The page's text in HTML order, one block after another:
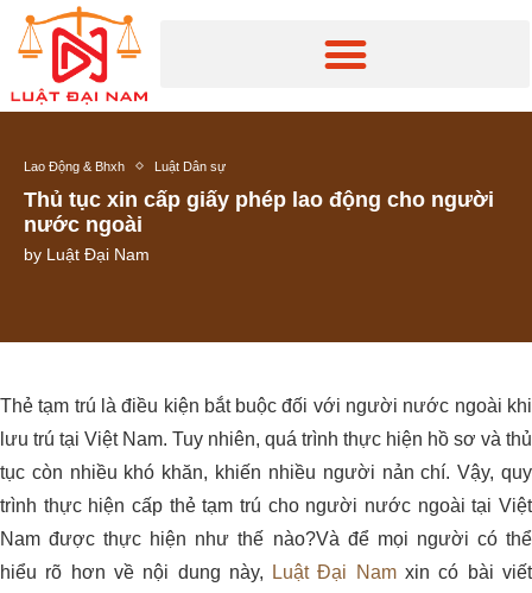
Lao Động & Bhxh Luật Dân sự
Thủ tục xin cấp giấy phép lao động cho người
nước ngoài
by Luật Đại Nam
Thẻ tạm trú là điều kiện bắt buộc đối với người nước ngoài khi
lưu trú tại Việt Nam. Tuy nhiên, quá trình thực hiện hồ sơ và thủ
tục còn nhiều khó khăn, khiến nhiều người nản chí. Vậy, quy
trình thực hiện cấp thẻ tạm trú cho người nước ngoài tại Việt
Nam được thực hiện như thế nào?Và để mọi người có thể
hiểu rõ hơn về nội dung này,
Luật Đại Namxin có bài viết